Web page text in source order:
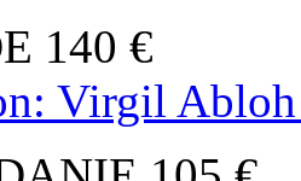
140 €
Virgil